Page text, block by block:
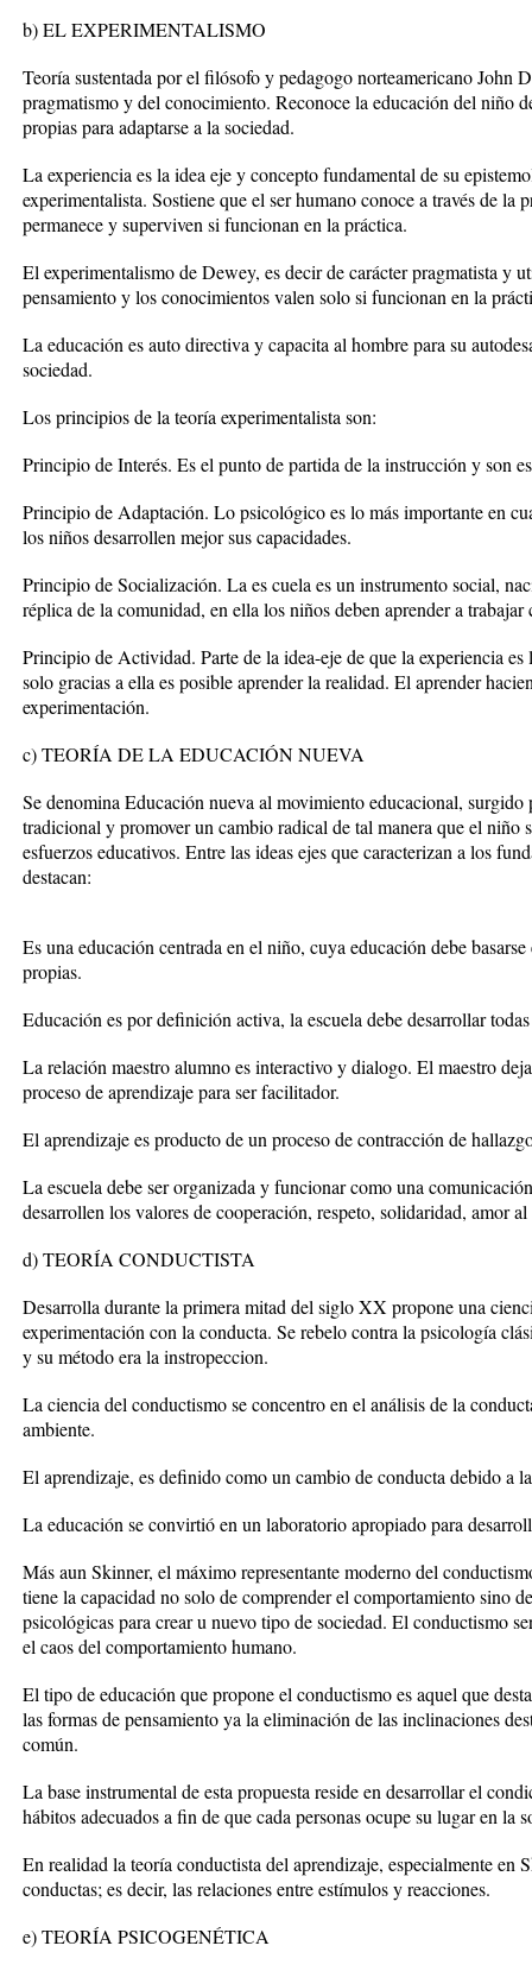
b) EL EXPERIMENTALISMO
Teoría sustentada por el filósofo y pedagogo norteamericano John
pragmatismo y del conocimiento. Reconoce la educación del niño
propias para adaptarse a la sociedad.
La experiencia es la idea eje y concepto fundamental de su
experimentalista. Sostiene que el ser humano conoce a través de la
permanece y superviven si funcionan en la práctica.
El experimentalismo de Dewey, es decir de carácter pragmatista y
pensamiento y los conocimientos valen solo si funcionan en la
La educación es auto directiva y capacita al hombre para su
sociedad.
Los principios de la teoría experimentalista son:
Principio de Interés. Es el punto de partida de la instrucción y son
Principio de Adaptación. Lo psicológico es lo más importante en
los niños desarrollen mejor sus capacidades.
Principio de Socialización. La es cuela es un instrumento social,
réplica de la comunidad, en ella los niños deben aprender a trabajar
Principio de Actividad. Parte de la idea-eje de que la experiencia
solo gracias a ella es posible aprender la realidad. El aprender
experimentación.
c) TEORÍA DE LA EDUCACIÓN NUEVA
Se denomina Educación nueva al movimiento educacional,
tradicional y promover un cambio radical de tal manera que el niño
esfuerzos educativos. Entre las ideas ejes que caracterizan a los
destacan:
Es una educación centrada en el niño, cuya educación debe
propias.
Educación es por definición activa, la escuela debe desarrollar
La relación maestro alumno es interactivo y dialogo. El maestro
proceso de aprendizaje para ser facilitador.
El aprendizaje es producto de un proceso de contracción de
La escuela debe ser organizada y funcionar como una
desarrollen los valores de cooperación, respeto, solidaridad, amor
d) TEORÍA CONDUCTISTA
Desarrolla durante la primera mitad del siglo XX propone una
experimentación con la conducta. Se rebelo contra la psicología
y su método era la instropeccion.
La ciencia del conductismo se concentro en el análisis de la
ambiente.
El aprendizaje, es definido como un cambio de conducta debido a
La educación se convirtió en un laboratorio apropiado para
Más aun Skinner, el máximo representante moderno del
tiene la capacidad no solo de comprender el comportamiento sino
psicológicas para crear u nuevo tipo de sociedad. El conductismo
el caos del comportamiento humano.
El tipo de educación que propone el conductismo es aquel que
las formas de pensamiento ya la eliminación de las inclinaciones
común.
La base instrumental de esta propuesta reside en desarrollar el
hábitos adecuados a fin de que cada personas ocupe su lugar en la
En realidad la teoría conductista del aprendizaje, especialmente en
conductas; es decir, las relaciones entre estímulos y reacciones.
e) TEORÍA PSICOGENÉTICA